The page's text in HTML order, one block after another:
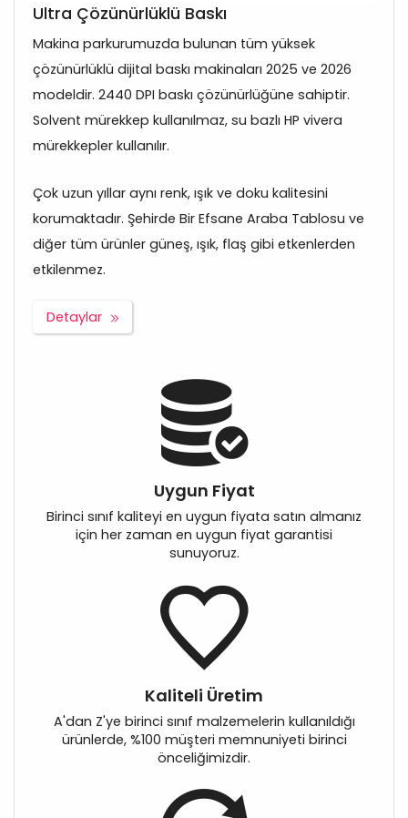
Ultra Çözünürlüklü Baskı
Makina parkurumuzda bulunan tüm yüksek
çözünürlüklü dijital baskı makinaları 2025 ve 2026
modeldir. 2440 DPI baskı çözünürlüğüne sahiptir.
Solvent mürekkep kullanılmaz, su bazlı HP vivera
mürekkepler kullanılır.
Çok uzun yıllar aynı renk, ışık ve doku kalitesini
korumaktadır. Şehirde Bir Efsane Araba Tablosu ve
diğer tüm ürünler güneş, ışık, flaş gibi etkenlerden
etkilenmez.
Detaylar
Uygun Fiyat
Birinci sınıf kaliteyi en uygun fiyata satın almanız
için her zaman en uygun fiyat garantisi
sunuyoruz.
Kaliteli Üretim
A'dan Z'ye birinci sınıf malzemelerin kullanıldığı
ürünlerde, %100 müşteri memnuniyeti birinci
önceliğimizdir.